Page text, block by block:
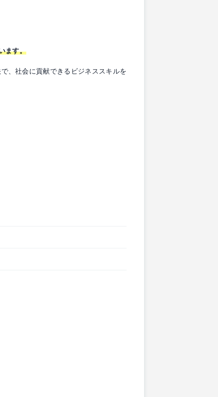
ます。
、社会に貢献できるビジネススキルを